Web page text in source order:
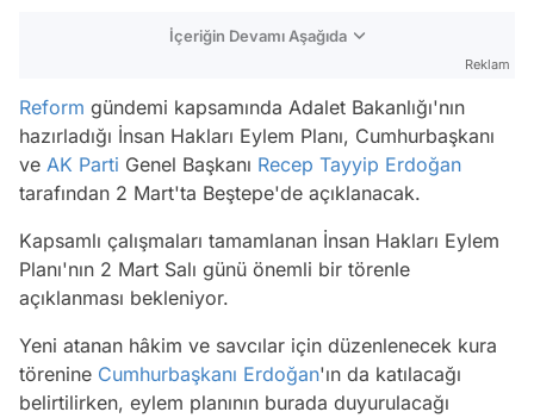
İçeriğin Devamı Aşağıda
Reklam
Reform gündemi kapsamında Adalet Bakanlığı'nın
hazırladığı İnsan Hakları Eylem Planı, Cumhurbaşkanı
ve AK Parti Genel Başkanı Recep Tayyip Erdoğan
tarafından 2 Mart'ta Beştepe'de açıklanacak.
Kapsamlı çalışmaları tamamlanan İnsan Hakları Eylem
Planı'nın 2 Mart Salı günü önemli bir törenle
açıklanması bekleniyor.
Yeni atanan hâkim ve savcılar için düzenlenecek kura
törenine Cumhurbaşkanı Erdoğan'ın da katılacağı
belirtilirken, eylem planının burada duyurulacağı